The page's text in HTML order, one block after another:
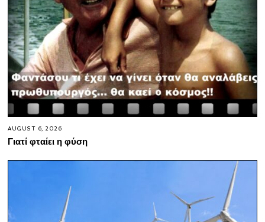
AUGUST 6, 2026
Γιατί φταίει η φύση